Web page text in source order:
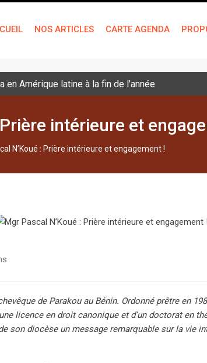
NOS ARTICLES CARTE AGENDA
en Amérique latine à la fin de l’année
intérieure et
N’Koué : Prière intérieure et engagement !
de Parakou au Bénin. Ordonné prêtre en
licence en droit canonique et d’un doctorat en
son diocèse un message remarquable sur la vie